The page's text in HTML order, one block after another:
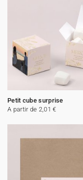
Petit cube surprise
A partir de 2,01 €